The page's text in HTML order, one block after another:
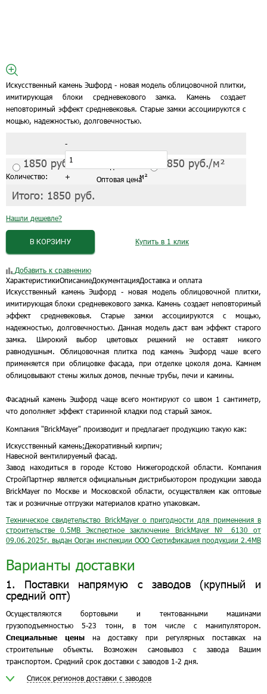
Искусственный камень Эшфорд - новая модель облицовочной плитки,
имитирующая блоки средневекового замка. Камень создает
неповторимый эффект средневековья. Старые замки ассоциируются с
мощью, надежностью, долговечностью.
Количество:
-
+ м²
1850 руб./м² 1850 руб./м²
Оптовая цена
Итого: 1850 руб.
Нашли дешевле?
Купить в 1 клик
В КОРЗИНУ
Добавить к сравнению
ХарактеристикиОписаниеДокументацияДоставка и оплата
Искусственный камень Эшфорд - новая модель облицовочной плитки,
имитирующая блоки средневекового замка. Камень создает неповторимый
эффект средневековья. Старые замки ассоциируются с мощью,
надежностью, долговечностью. Данная модель даст вам эффект старого
замка. Широкий выбор цветовых решений не оставят никого
равнодушным. Облицовочная плитка под камень Эшфорд чаше всего
применяется при облицовке фасада, при отделке цоколя дома. Камнем
облицовывают стены жилых домов, печные трубы, печи и камины.
Фасадный камень Эшфорд чаще всего монтируют со швом 1 сантиметр,
что дополняет эффект старинной кладки под старый замок.
Компания "BrickMayer" производит и предлагает продукцию такую как:
Искусственный камень;Декоративный кирпич;
Навесной вентилируемый фасад.
Завод находиться в городе Кстово Нижегородской области. Компания
СтройПартнер является официальным дистрибьютором продукции завода
BrickMayer по Москве и Московской области, осуществляем как оптовые
так и розничные отгрузки материалов кратно упаковкам.
Техническое свидетельство BrickMayer о пригодности для применения в
строительстве
0.5MBЭкспертное заключение BrickMayer № 6130 от
09.06.2025г. выдан Орган инспекции ООО Сертификация продукции 2.4MB
Варианты доставки
1. Поставки напрямую с заводов (крупный и
средний опт)
Осуществляются бортовыми и тентованными машинами
грузоподъемностью 5-23 тонн, в том числе с манипулятором.
Специальные цены на доставку при регулярных поставках на
строительные объекты. Возможен самовывоз с завода Вашим
транспортом. Средний срок доставки с заводов 1-2 дня.
Список регионов доставки с заводов